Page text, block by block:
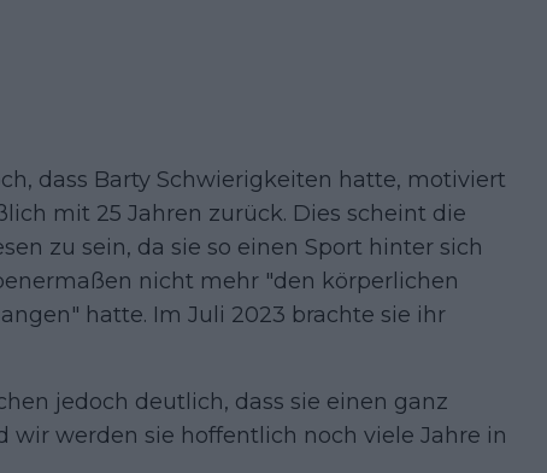
dass Barty Schwierigkeiten hatte, motiviert
mit 25 Jahren zurück. Dies scheint die
zu sein, da sie so einen Sport hinter sich
nicht mehr "den körperlichen
hatte. Im Juli 2023 brachte sie ihr
jedoch deutlich, dass sie einen ganz
wir werden sie hoffentlich noch viele Jahre in